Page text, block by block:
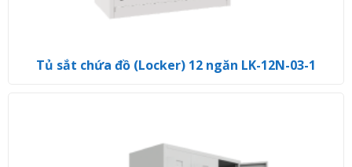
Tủ sắt chứa đồ (Locker) 12 ngăn LK-12N-03-1